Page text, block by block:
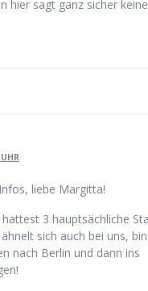
sagt ganz sicher keiner
liebe Margitta!
3 hauptsächliche
sich auch bei uns,
nach Berlin und dann ins